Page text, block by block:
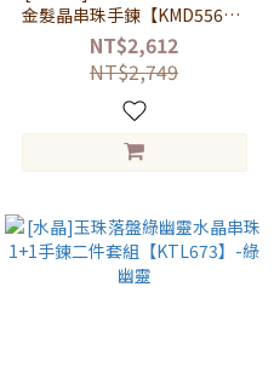
金髮晶串珠手鍊【KMD556】-
金髮晶
NT$2,612
NT$2,749